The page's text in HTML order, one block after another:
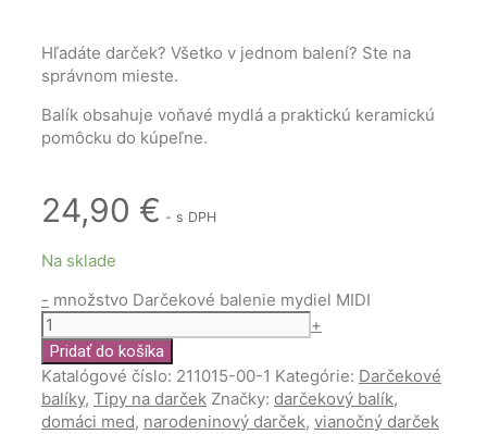
Hľadáte darček? Všetko v jednom balení? Ste na
správnom mieste.
Balík obsahuje voňavé mydlá a praktickú keramickú
pomôcku do kúpeľne.
24,90 € - s DPH
Na sklade
- množstvo Darčekové balenie mydiel MIDI
+
Pridať do košíka
Katalógové číslo: 211015-00-1 Kategórie: Darčekové
balíky, Tipy na darček Značky: darčekový balík,
domáci med, narodeninový darček, vianočný darček